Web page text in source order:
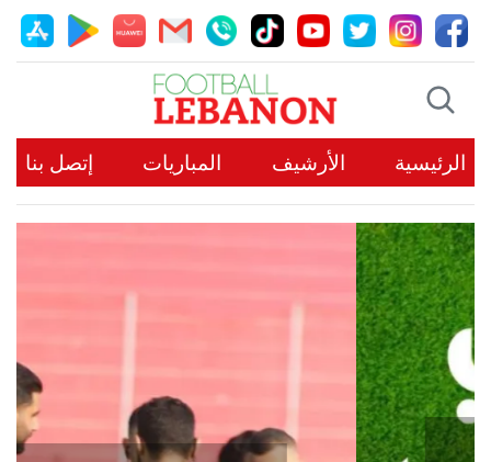
الرئيسية الأرشيف المباريات إتصل بنا